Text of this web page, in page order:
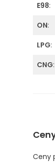
E98:
ON:
LPG:
CNG:
Ceny